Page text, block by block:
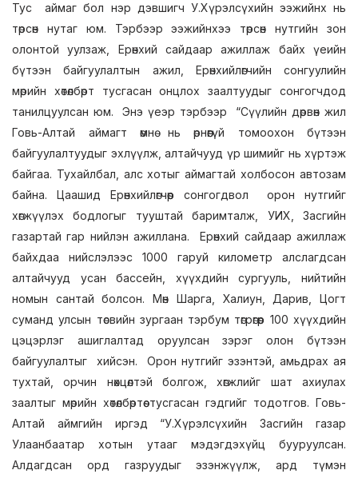
Тус аймаг бол нэр дэвшигч У.Хүрэлсүхийн ээжийнх нь
төрсөн нутаг юм. Тэрбээр ээжийнхээ төрсөн нутгийн зон
олонтой уулзаж, Ерөнхий сайдаар ажиллаж байх үеийн
бүтээн байгуулалтын ажил, Ерөнхийлөгчийн сонгуулийн
мөрийн хөтөлбөрт тусгасан онцлох заалтуудыг сонгогчдод
танилцуулсан юм. Энэ үеэр тэрбээр “Сүүлийн дөрвөн жил
Говь-Алтай аймагт өмнө нь өрнөөгүй томоохон бүтээн
байгуулалтуудыг эхлүүлж, алтайчууд үр шимийг нь хүртэж
байгаа. Тухайлбал, алс хотыг аймагтай холбосон автозам
байна. Цаашид Ерөнхийлөгчөөр сонгогдвол орон нутгийг
хөгжүүлэх бодлогыг тууштай баримталж, УИХ, Засгийн
газартай гар нийлэн ажиллана. Ерөнхий сайдаар ажиллаж
байхдаа нийслэлээс 1000 гаруй километр алслагдсан
алтайчууд усан бассейн, хүүхдийн сургууль, нийтийн
номын сантай болсон. Мөн Шарга, Халиун, Дарив, Цогт
суманд улсын төсвийн зургаан тэрбум төгрөгөөр 100 хүүхдийн
цэцэрлэг ашиглалтад оруулсан зэрэг олон бүтээн
байгуулалтыг хийсэн. Орон нутгийг эзэнтэй, амьдрах ая
тухтай, орчин нөхцөлтэй болгож, хөгжлийг шат ахиулах
заалтыг мөрийн хөтөлбөртөө тусгасан гэдгийг тодотгов. Говь-
Алтай аймгийн иргэд “У.Хүрэлсүхийн Засгийн газар
Улаанбаатар хотын утааг мэдэгдэхүйц бууруулсан.
Алдагдсан орд газруудыг эзэнжүүлж, ард түмэн